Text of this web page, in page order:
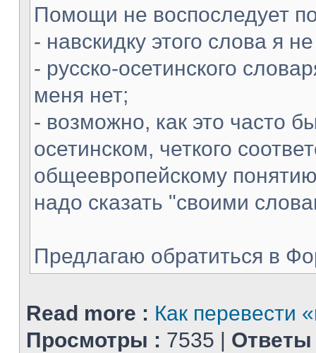
Помощи не воспоследует
- навскидку этого слова я
- русско-осетинского
меня нет;
- возможно, как это часто
осетинском, четкого
общеевропейскому
надо сказать "своими
Предлагаю обратиться в
Read more : Как перевести
Просмотры : 7535 | Ответы